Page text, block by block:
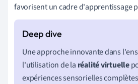
favorisent un cadre d'apprentissage
Une approche innovante dans
l'utilisation de la réalité virtuelle
expériences sensorielles